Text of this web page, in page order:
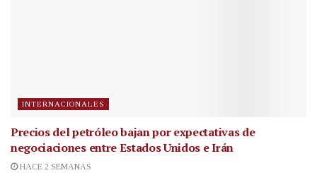
INTERNACIONALES
Precios del petróleo bajan por expectativas de
negociaciones entre Estados Unidos e Irán
HACE 2 SEMANAS